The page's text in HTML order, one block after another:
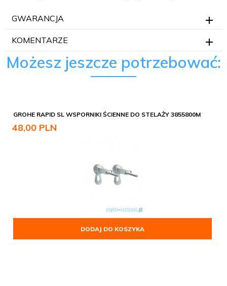
GWARANCJA
KOMENTARZE
Możesz jeszcze potrzebować:
GROHE RAPID SL WSPORNIKI ŚCIENNE DO STELAŻY 3855800M
48,00 PLN
DODAJ DO KOSZYKA